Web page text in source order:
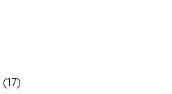
(17)